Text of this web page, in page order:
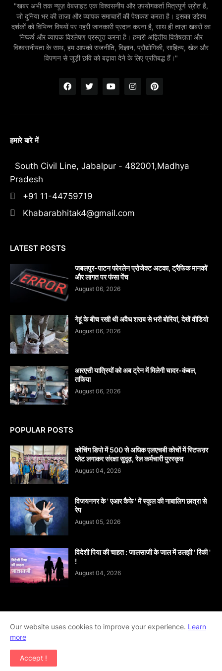
"खबर अभी तक न्यूज़ वेबसाइट एक विश्वसनीय और उपयोगकर्ता मित्रपूर्ण स्रोत है,
जो दुनिया भर की ताज़ा और व्यापक समाचारों की पेशकश करता है। इसका उद्देश्य
दर्शकों को विभिन्न विषयों पर गहरी जानकारी प्रदान करना है, साथ ही ताज़ा खबरों का
निष्कर्ष और व्यापक विश्लेषण प्रस्तुत करना है। हमारी अद्वितीय विशेषज्ञता और
विश्वसनीयता के साथ, हम आपको राजनीति, विज्ञान, प्रौद्योगिकी, साहित्य, खेल और
विपणन से जुड़ी छवि को बढ़ावा देने के लिए प्रतिबद्ध हैं।"
हमारे बारे में
South Civil Line, Jabalpur - 482001,Madhya
Pradesh
+91 11-44759719
Khabarabhitak4@gmail.com
LATEST POSTS
जबलपुर-पाटन फोरलेन प्रोजेक्ट अटका, ट्रैफिक मानकों
और लागत पर फंसा पेंच
August 06, 2026
गेहूं के बीच रखी थी अवैध शराब से भरी बोरियां, देखें वीडियो
August 06, 2026
आरएसी यात्रियों को अब ट्रेन में मिलेगी चादर-कंबल,
तकिया
August 06, 2026
POPULAR POSTS
कोचिंग डिपो में 500 से अधिक एलएचबी कोचों में स्टिफऩर
प्लेट लगाकर संरक्षा सुदृढ़, रेल कर्मचारी पुरस्कृत
August 04, 2026
विजयनगर के ' एआर कैफे ' में स्कूल की नाबालिग छात्रा से
रेप
August 05, 2026
विदेशी पिया की चाहत : जालसाजी के जाल में उलझी ' रिंकी '
!
August 04, 2026
Home About contact-us
Disclaimer
Our website uses cookies to improve your experience. Learn
more
Accept !